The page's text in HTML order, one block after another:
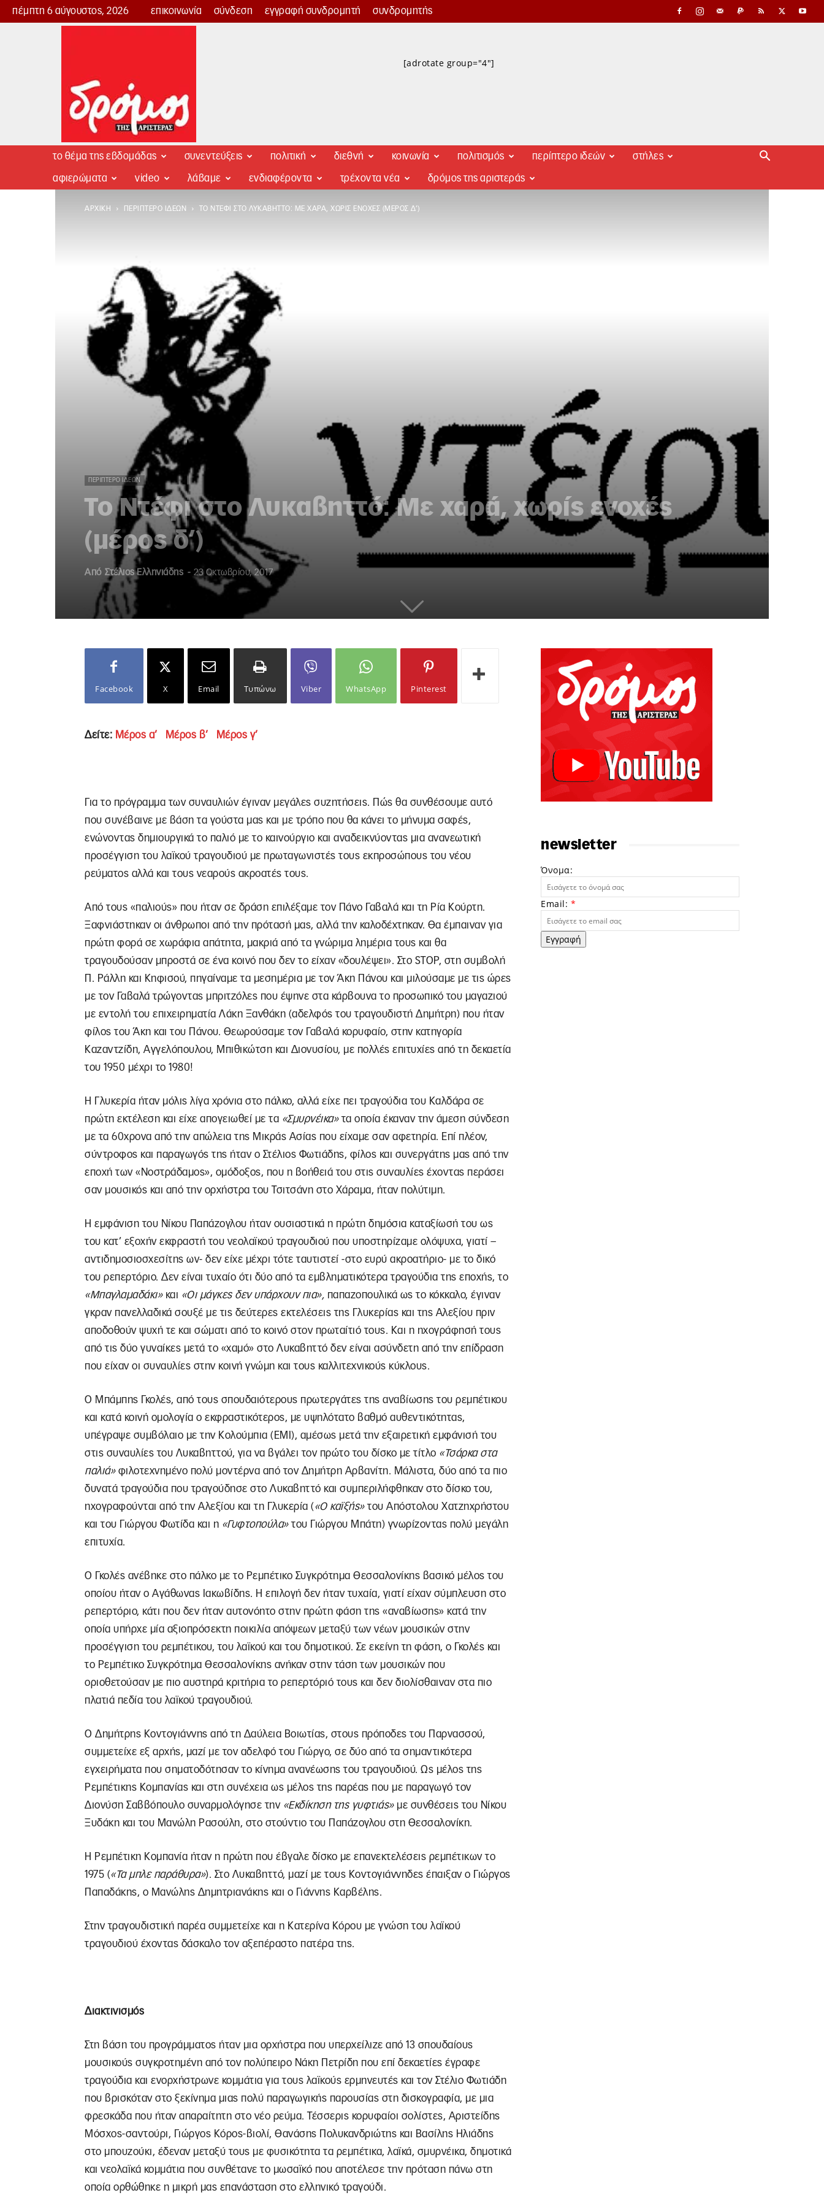
πέμπτη 6 αύγουστος, 2026 επικοινωνία σύνδεση εγγραφή συνδρομητή συνδρομητής
Δρόμος
[adrotate group="4"]
το θέμα της εβδομάδας συνεντεύξεις πολιτική διεθνή κοινωνία πολιτισμός περίπτερο ιδεών στήλες
αφιερώματα video λάβαμε ενδιαφέροντα τρέχοντα νέα δρόμος της αριστεράς
ΑΡΧΙΚΉ ΠΕΡΊΠΤΕΡΟ ΙΔΕΏΝ ΤΟ ΝΤΈΦΙ ΣΤΟ ΛΥΚΑΒΗΤΤΌ: ΜΕ ΧΑΡΆ, ΧΩΡΊΣ ΕΝΟΧΈΣ (ΜΈΡΟΣ Δ’)
ΠΕΡΊΠΤΕΡΟ ΙΔΕΏΝ
Το Ντέφι στο Λυκαβηττό: Με χαρά, χωρίς ενοχές
(μέρος δ’)
Από Στέλιος Ελληνιάδης - 23 Οκτωβρίου, 2017
Facebook X Email Τυπώνω Viber WhatsApp Pinterest
Δείτε: Μέρος α’ Μέρος β’ Μέρος γ’
Για το πρόγραμμα των συναυλιών έγιναν μεγάλες συζητήσεις. Πώς θα συνθέσουμε αυτό
που συνέβαινε με βάση τα γούστα μας και με τρόπο που θα κάνει το μήνυμα σαφές,
ενώνοντας δημιουργικά το παλιό με το καινούργιο και αναδεικνύοντας μια ανανεωτική
προσέγγιση του λαϊκού τραγουδιού με πρωταγωνιστές τους εκπροσώπους του νέου
ρεύματος αλλά και τους νεαρούς ακροατές τους.
Από τους «παλιούς» που ήταν σε δράση επιλέξαμε τον Πάνο Γαβαλά και τη Ρία Κούρτη.
Ξαφνιάστηκαν οι άνθρωποι από την πρότασή μας, αλλά την καλοδέχτηκαν. Θα έμπαιναν για
πρώτη φορά σε χωράφια απάτητα, μακριά από τα γνώριμα λημέρια τους και θα
τραγουδούσαν μπροστά σε ένα κοινό που δεν το είχαν «δουλέψει». Στο STOP, στη συμβολή
Π. Ράλλη και Κηφισού, πηγαίναμε τα μεσημέρια με τον Άκη Πάνου και μιλούσαμε με τις ώρες
με τον Γαβαλά τρώγοντας μπριτζόλες που έψηνε στα κάρβουνα το προσωπικό του μαγαζιού
με εντολή του επιχειρηματία Λάκη Ξανθάκη (αδελφός του τραγουδιστή Δημήτρη) που ήταν
φίλος του Άκη και του Πάνου. Θεωρούσαμε τον Γαβαλά κορυφαίο, στην κατηγορία
Καζαντζίδη, Αγγελόπουλου, Μπιθικώτση και Διονυσίου, με πολλές επιτυχίες από τη δεκαετία
του 1950 μέχρι το 1980!
Η Γλυκερία ήταν μόλις λίγα χρόνια στο πάλκο, αλλά είχε πει τραγούδια του Καλδάρα σε
πρώτη εκτέλεση και είχε απογειωθεί με τα «Σμυρνέικα»τα οποία έκαναν την άμεση σύνδεση
με τα 60χρονα από την απώλεια της Μικράς Ασίας που είχαμε σαν αφετηρία. Επί πλέον,
σύντροφος και παραγωγός της ήταν ο Στέλιος Φωτιάδης, φίλος και συνεργάτης μας από την
εποχή των «Νοστράδαμος», ομόδοξος, που η βοήθειά του στις συναυλίες έχοντας περάσει
σαν μουσικός και από την ορχήστρα του Τσιτσάνη στο Χάραμα, ήταν πολύτιμη.
Η εμφάνιση του Νίκου Παπάζογλου ήταν ουσιαστικά η πρώτη δημόσια καταξίωσή του ως
του κατ’ εξοχήν εκφραστή του νεολαϊκού τραγουδιού που υποστηρίζαμε ολόψυχα, γιατί –
αντιδημοσιοσχεσίτης ων- δεν είχε μέχρι τότε ταυτιστεί -στο ευρύ ακροατήριο- με το δικό
του ρεπερτόριο. Δεν είναι τυχαίο ότι δύο από τα εμβληματικότερα τραγούδια της εποχής, το
«Μπαγλαμαδάκι»και «Οι μάγκες δεν υπάρχουν πια», παπαζοπουλικά ως το κόκκαλο, έγιναν
γκραν πανελλαδικά σουξέ με τις δεύτερες εκτελέσεις της Γλυκερίας και της Αλεξίου πριν
αποδοθούν ψυχή τε και σώματι από το κοινό στον πρωταίτιό τους. Και η ηχογράφησή τους
από τις δύο γυναίκες μετά το «χαμό» στο Λυκαβηττό δεν είναι ασύνδετη από την επίδραση
που είχαν οι συναυλίες στην κοινή γνώμη και τους καλλιτεχνικούς κύκλους.
Ο Μπάμπης Γκολές, από τους σπουδαιότερους πρωτεργάτες της αναβίωσης του ρεμπέτικου
και κατά κοινή ομολογία ο εκφραστικότερος, με υψηλότατο βαθμό αυθεντικότητας,
υπέγραψε συμβόλαιο με την Κολούμπια (ΕΜΙ), αμέσως μετά την εξαιρετική εμφάνισή του
στις συναυλίες του Λυκαβηττού, για να βγάλει τον πρώτο του δίσκο με τίτλο «Τσάρκα στα
παλιά»φιλοτεχνημένο πολύ μοντέρνα από τον Δημήτρη Αρβανίτη. Μάλιστα, δύο από τα πιο
δυνατά τραγούδια που τραγούδησε στο Λυκαβηττό και συμπεριλήφθηκαν στο δίσκο του,
ηχογραφούνται από την Αλεξίου και τη Γλυκερία («Ο καϊξής»του Απόστολου Χατζηχρήστου
και του Γιώργου Φωτίδα και η «Γυφτοπούλα»του Γιώργου Μπάτη) γνωρίζοντας πολύ μεγάλη
επιτυχία.
Ο Γκολές ανέβηκε στο πάλκο με το Ρεμπέτικο Συγκρότημα Θεσσαλονίκης βασικό μέλος του
οποίου ήταν ο Αγάθωνας Ιακωβίδης. Η επιλογή δεν ήταν τυχαία, γιατί είχαν σύμπλευση στο
ρεπερτόριο, κάτι που δεν ήταν αυτονόητο στην πρώτη φάση της «αναβίωσης» κατά την
οποία υπήρχε μία αξιοπρόσεκτη ποικιλία απόψεων μεταξύ των νέων μουσικών στην
προσέγγιση του ρεμπέτικου, του λαϊκού και του δημοτικού. Σε εκείνη τη φάση, ο Γκολές και
το Ρεμπέτικο Συγκρότημα Θεσσαλονίκης ανήκαν στην τάση των μουσικών που
οριοθετούσαν με πιο αυστηρά κριτήρια το ρεπερτόριό τους και δεν διολίσθαιναν στα πιο
πλατιά πεδία του λαϊκού τραγουδιού.
Ο Δημήτρης Κοντογιάννης από τη Δαύλεια Βοιωτίας, στους πρόποδες του Παρνασσού,
συμμετείχε εξ αρχής, μαζί με τον αδελφό του Γιώργο, σε δύο από τα σημαντικότερα
εγχειρήματα που σηματοδότησαν το κίνημα ανανέωσης του τραγουδιού. Ως μέλος της
Ρεμπέτικης Κομπανίας και στη συνέχεια ως μέλος της παρέας που με παραγωγό τον
Διονύση Σαββόπουλο συναρμολόγησε την «Εκδίκηση της γυφτιάς»με συνθέσεις του Νίκου
Ξυδάκη και του Μανώλη Ρασούλη, στο στούντιο του Παπάζογλου στη Θεσσαλονίκη.
Η Ρεμπέτικη Κομπανία ήταν η πρώτη που έβγαλε δίσκο με επανεκτελέσεις ρεμπέτικων το
1975 («Τα μπλε παράθυρα»). Στο Λυκαβηττό, μαζί με τους Κοντογιάννηδες έπαιξαν ο Γιώργος
Παπαδάκης, ο Μανώλης Δημητριανάκης και ο Γιάννης Καρβέλης.
Στην τραγουδιστική παρέα συμμετείχε και η Κατερίνα Κόρου με γνώση του λαϊκού
τραγουδιού έχοντας δάσκαλο τον αξεπέραστο πατέρα της.
Διακτινισμός
Στη βάση του προγράμματος ήταν μια ορχήστρα που υπερχείλιζε από 13 σπουδαίους
μουσικούς συγκροτημένη από τον πολύπειρο Νάκη Πετρίδη που επί δεκαετίες έγραφε
τραγούδια και ενορχήστρωνε κομμάτια για τους λαϊκούς ερμηνευτές και τον Στέλιο Φωτιάδη
που βρισκόταν στο ξεκίνημα μιας πολύ παραγωγικής παρουσίας στη δισκογραφία, με μια
φρεσκάδα που ήταν απαραίτητη στο νέο ρεύμα. Τέσσερις κορυφαίοι σολίστες, Αριστείδης
Μόσχος-σαντούρι, Γιώργος Κόρος-βιολί, Θανάσης Πολυκανδριώτης και Βασίλης Ηλιάδης
στο μπουζούκι, έδεναν μεταξύ τους με φυσικότητα τα ρεμπέτικα, λαϊκά, σμυρνέικα, δημοτικά
και νεολαϊκά κομμάτια που συνθέτανε το μωσαϊκό που αποτέλεσε την πρόταση πάνω στη
οποία ορθώθηκε η μικρή μας επανάσταση στο ελληνικό τραγούδι.
newsletter
Όνομα:
Email: *
Εγγραφή